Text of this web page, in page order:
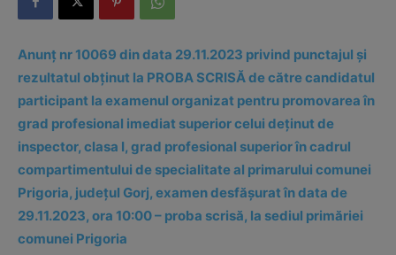
Anunț nr 10069 din data 29.11.2023 privind punctajul și
rezultatul obținut la PROBA SCRISĂ de către candidatul
participant la examenul organizat pentru promovarea în
grad profesional imediat superior celui deținut de
inspector, clasa I, grad profesional superior în cadrul
compartimentului de specialitate al primarului comunei
Prigoria, județul Gorj, examen desfășurat în data de
29.11.2023, ora 10:00 – proba scrisă, la sediul primăriei
comunei Prigoria